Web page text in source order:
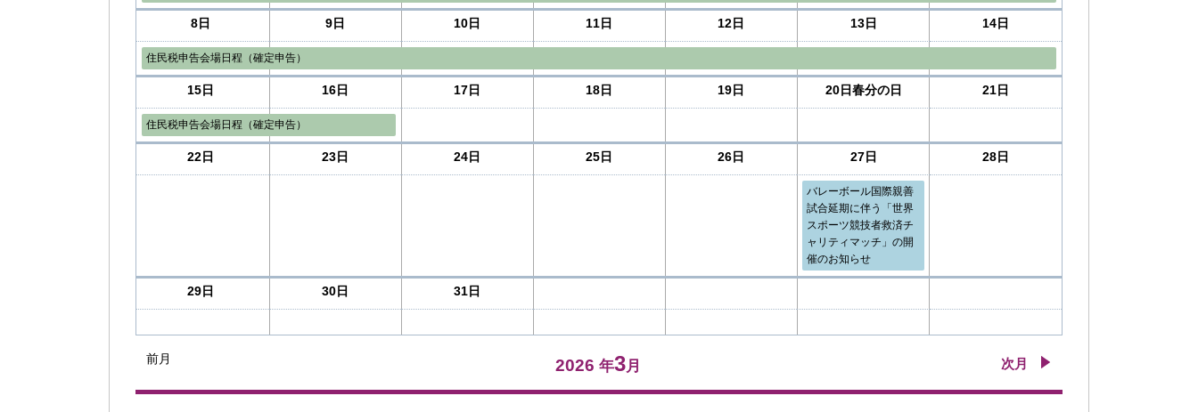
8日 9日 10日 11日 12日 13日 14日
住民税申告会場日程（確定申告）
15日 16日 17日 18日 19日 20日春分の日 21日
住民税申告会場日程（確定申告）
22日 23日 24日 25日 26日 27日 28日
バレーボール国際親善
試合延期に伴う「世界
スポーツ競技者救済チ
ャリティマッチ」の開
催のお知らせ
29日 30日 31日
前月 2026 年3月 次月